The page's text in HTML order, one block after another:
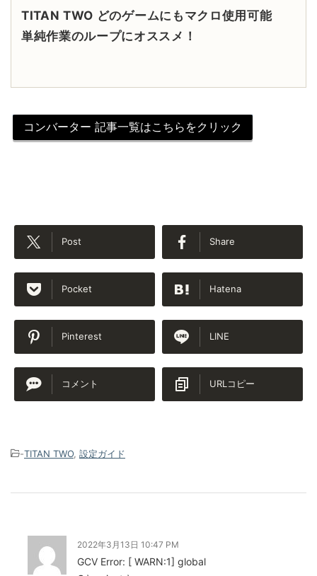
TITAN TWO どのゲームにもマクロ使用可能
単純作業のループにオススメ！
コンバーター 記事一覧はこちらをクリック
Post Share
Pocket Hatena
Pinterest LINE
コメント URLコピー
-TITAN TWO 設定ガイド
2022年3月13日 10:47 PM
GCV Error: [ WARN:1] global